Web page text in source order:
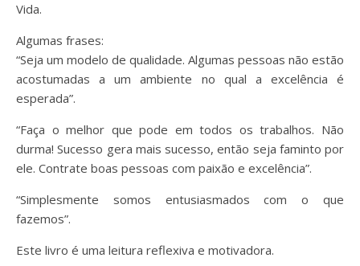
Vida.
Algumas frases:
“Seja um modelo de qualidade. Algumas pessoas não estão
acostumadas a um ambiente no qual a excelência é
esperada”.
“Faça o melhor que pode em todos os trabalhos. Não
durma! Sucesso gera mais sucesso, então seja faminto por
ele. Contrate boas pessoas com paixão e excelência”.
“Simplesmente somos entusiasmados com o que
fazemos”.
Este livro é uma leitura reflexiva e motivadora.